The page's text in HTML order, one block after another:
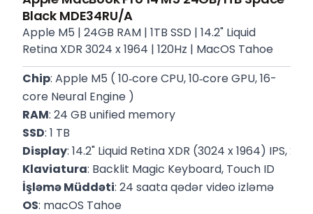
Black MDE34RU/A
Apple M5 | 24GB RAM | 1TB SSD | 14.2" Liquid
Retina XDR 3024 x 1964 | 120Hz | MacOS Tahoe
Chip: Apple M5 ( 10‑core CPU, 10‑core GPU, 16-
core Neural Engine )
RAM: 24 GB unified memory
SSD: 1 TB
Display: 14.2" Liquid Retina XDR (3024 x 1964) IPS,
Klaviatura: Backlit Magic Keyboard, Touch ID
İşləmə Müddəti: 24 saata qədər video izləmə
OS: macOS Tahoe